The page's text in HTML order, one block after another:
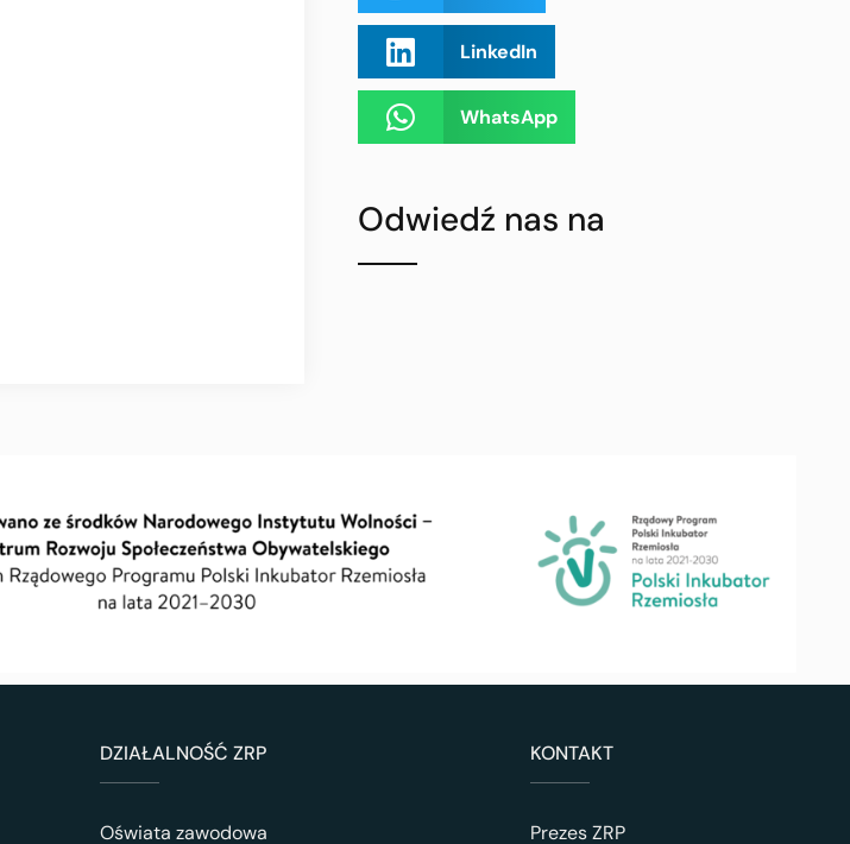
LinkedIn
WhatsApp
Odwiedź nas na
DZIAŁALNOŚĆ ZRP
Oświata zawodowa
KONTAKT
Prezes ZRP